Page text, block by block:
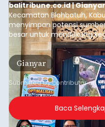
balitribune.co.id | Gianyar
Kecamatan Blahbatuh,
menyimpan potensi
besar untuk mendukung
nila.
Gianyar
Submitted bycontributoron
Baca